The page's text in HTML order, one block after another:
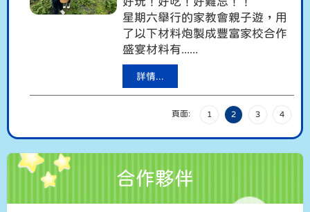
星期六舉行的家教會親子遊，用
了以下材料炮製成豐富家校合作
盛宴材料有......
詳情...
頁面: 1 2 3 4
合作夥伴